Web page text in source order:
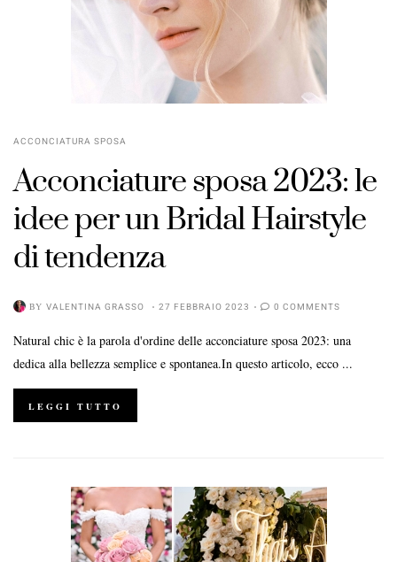
ACCONCIATURA SPOSA
Acconciature sposa 2023: le
idee per un Bridal Hairstyle
di tendenza
BY VALENTINA GRASSO 27 FEBBRAIO 2023 0 COMMENTS
Natural chic è la parola d'ordine delle acconciature sposa 2023: una
dedica alla bellezza semplice e spontanea.In questo articolo, ecco ...
LEGGI TUTTO